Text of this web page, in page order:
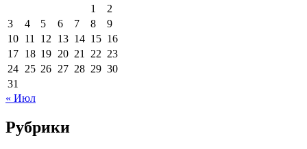
1
2
3
4 5 6 7 8
9
10 11 12 13 14 15 16
17 18 19 20 21 22 23
24 25 26 27 28 29 30
31
« Июл
Рубрики